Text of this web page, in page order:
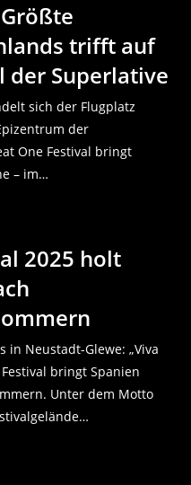
trifft auf
der Superlative
sich der Flugplatz
der
One Festival bringt
– im…
2025 holt
in Neustadt-Glewe: „Viva
bringt Spanien
Unter dem Motto